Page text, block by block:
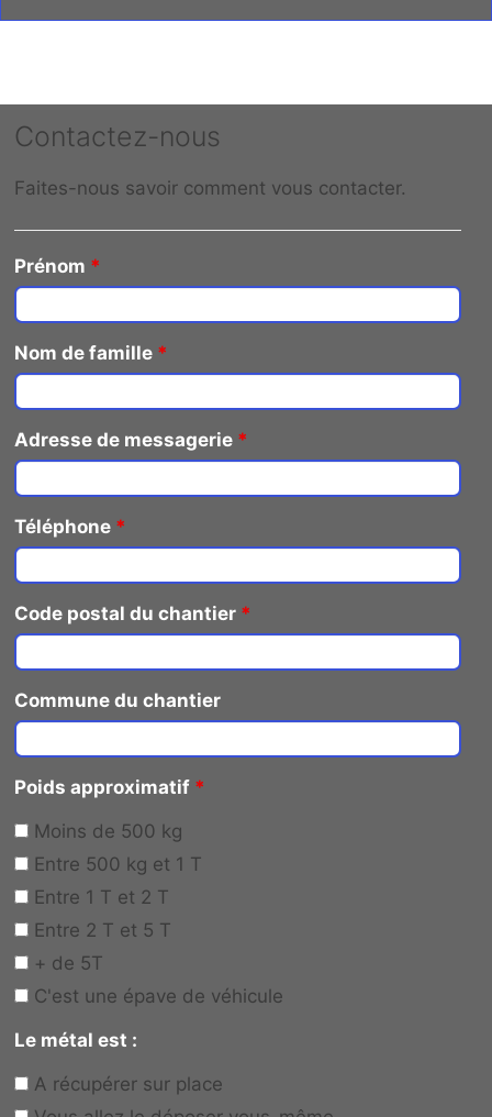
Contactez-nous
Faites-nous savoir comment vous contacter.
Prénom *
Nom de famille *
Adresse de messagerie *
Téléphone *
Code postal du chantier *
Commune du chantier
Poids approximatif *
Moins de 500 kg
Entre 500 kg et 1 T
Entre 1 T et 2 T
Entre 2 T et 5 T
+ de 5T
C'est une épave de véhicule
Le métal est :
A récupérer sur place